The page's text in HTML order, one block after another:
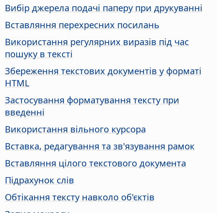
Вибір джерела подачі паперу при друкуванні
Вставляння перехресних посилань
Використання регулярних виразів під час
пошуку в тексті
Збереження текстових документів у форматі
HTML
Застосування форматування тексту при
введенні
Використання вільного курсора
Вставка, редагування та зв'язування рамок
Вставляння цілого текстового документа
Підрахунок слів
Обтікання тексту навколо об'єктів